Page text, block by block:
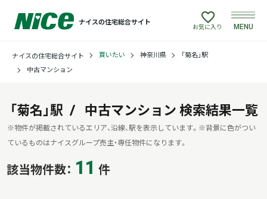
ナイスの住宅総合サイト
買いたい
建てたい
リフォームしたい
お気に入り MENU
ナイスの住宅総合サイト 買いたい 神奈川県
「菊名」駅
中古マンション
「菊名」駅 中古マンション 検索結果一覧
※物件が掲載されているエリア、沿線、駅を表示しています。 ※背景に色がつい
ているものはナイスグループ売主・専任物件になります。
該当物件数： 11 件